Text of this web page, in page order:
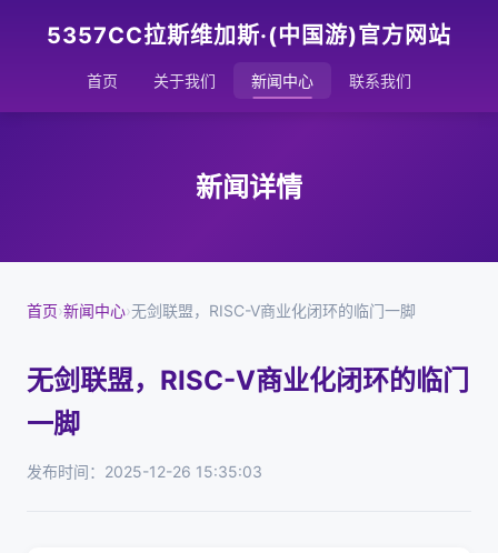
5357CC拉斯维加斯·(中国游)官方网站
首页 关于我们 新闻中心 联系我们
新闻详情
首页›新闻中心›无剑联盟，RISC-V商业化闭环的临门一脚
无剑联盟，RISC-V商业化闭环的临门
一脚
发布时间：2025-12-26 15:35:03